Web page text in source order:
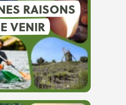
RAISONS
VENIR